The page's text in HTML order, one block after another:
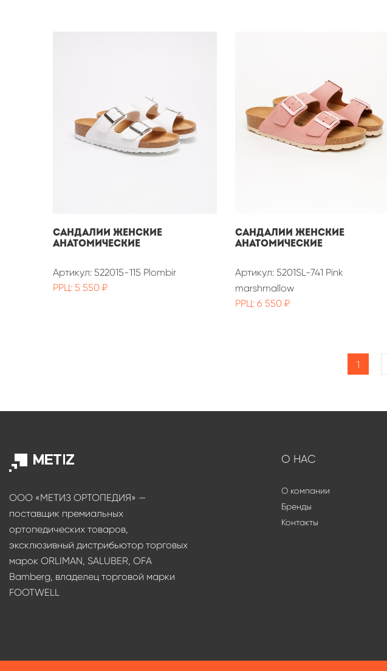
САНДАЛИИ ЖЕНСКИЕ
АНАТОМИЧЕСКИЕ
Артикул: 522015-115 Plombir
РРЦ: 5 550 ₽
Сандалии женские
анатомические
Артикул: 5201SL-741 Pink
marshmallow
РРЦ: 6 550 ₽
1
ООО «МЕТИЗ ОРТОПЕДИЯ» —
поставщик премиальных
ортопедических товаров,
эксклюзивный дистрибьютор торговых
марок ORLIMAN, SALUBER, OFA
Bamberg, владелец торговой марки
FOOTWELL
О НАС
О компании
Бренды
Контакты